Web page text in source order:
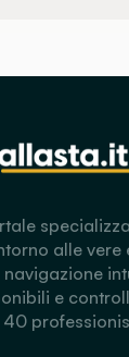
alle vere
e